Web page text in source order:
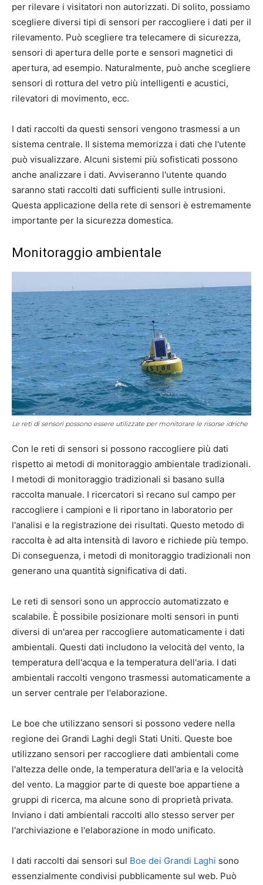
per rilevare i visitatori non autorizzati. Di solito, possiamo
scegliere diversi tipi di sensori per raccogliere i dati per il
rilevamento. Può scegliere tra telecamere di sicurezza,
sensori di apertura delle porte e sensori magnetici di
apertura, ad esempio. Naturalmente, può anche scegliere
sensori di rottura del vetro più intelligenti e acustici,
rilevatori di movimento, ecc.
I dati raccolti da questi sensori vengono trasmessi a un
sistema centrale. Il sistema memorizza i dati che l'utente
può visualizzare. Alcuni sistemi più sofisticati possono
anche analizzare i dati. Avviseranno l'utente quando
saranno stati raccolti dati sufficienti sulle intrusioni.
Questa applicazione della rete di sensori è estremamente
importante per la sicurezza domestica.
Monitoraggio ambientale
Le reti di sensori possono essere utilizzate per monitorare le risorse idriche
Con le reti di sensori si possono raccogliere più dati
rispetto ai metodi di monitoraggio ambientale tradizionali.
I metodi di monitoraggio tradizionali si basano sulla
raccolta manuale. I ricercatori si recano sul campo per
raccogliere i campioni e li riportano in laboratorio per
l'analisi e la registrazione dei risultati. Questo metodo di
raccolta è ad alta intensità di lavoro e richiede più tempo.
Di conseguenza, i metodi di monitoraggio tradizionali non
generano una quantità significativa di dati.
Le reti di sensori sono un approccio automatizzato e
scalabile. È possibile posizionare molti sensori in punti
diversi di un'area per raccogliere automaticamente i dati
ambientali. Questi dati includono la velocità del vento, la
temperatura dell'acqua e la temperatura dell'aria. I dati
ambientali raccolti vengono trasmessi automaticamente a
un server centrale per l'elaborazione.
Le boe che utilizzano sensori si possono vedere nella
regione dei Grandi Laghi degli Stati Uniti. Queste boe
utilizzano sensori per raccogliere dati ambientali come
l'altezza delle onde, la temperatura dell'aria e la velocità
del vento. La maggior parte di queste boe appartiene a
gruppi di ricerca, ma alcune sono di proprietà privata.
Inviano i dati ambientali raccolti allo stesso server per
l'archiviazione e l'elaborazione in modo unificato.
I dati raccolti dai sensori sul Boe dei Grandi Laghi sono
essenzialmente condivisi pubblicamente sul web. Può